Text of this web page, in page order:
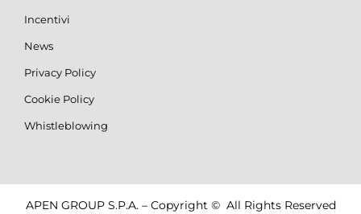
Incentivi
News
Privacy Policy
Cookie Policy
Whistleblowing
APEN GROUP S.P.A. – Copyright © All Rights Reserved